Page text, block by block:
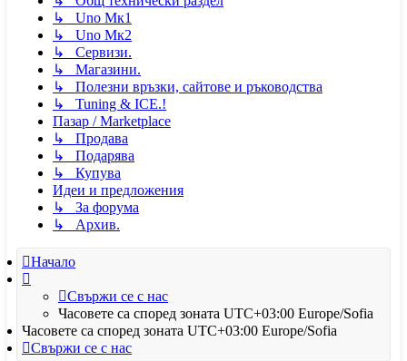
↳ Uno Мк1
↳ Uno Мк2
↳ Сервизи.
↳ Магазини.
↳ Полезни връзки, сайтове и ръководства
↳ Tuning & ICE.!
Пазар / Marketplace
↳ Продава
↳ Подарява
↳ Купува
Идеи и предложения
↳ За форума
↳ Архив.
Начало
Свържи се с нас
Часовете са според зоната UTC+03:00 Europe/Sofia
Часовете са според зоната UTC+03:00 Europe/Sofia
Свържи се с нас